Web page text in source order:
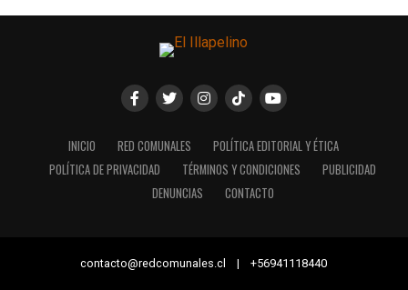
INICIO RED COMUNALES
POLÍTICA EDITORIAL Y ÉTICA
POLÍTICA DE PRIVACIDAD
TÉRMINOS Y CONDICIONES
PUBLICIDAD
DENUNCIAS
CONTACTO
contacto@redcomunales.cl | +56941118440